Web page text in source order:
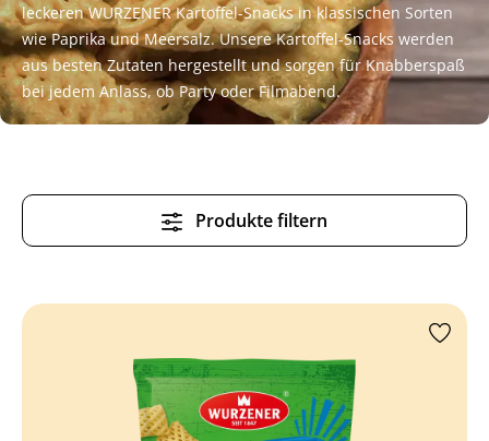
leckeren WURZENER Kartoffel-Snacks in klassischen Sorten
wie Paprika und Meersalz. Unsere Kartoffel-Snacks werden
aus besten Zutaten hergestellt und sorgen für Knabberspaß
bei jedem Anlass, ob Party oder Filmabend.
Produkte filtern